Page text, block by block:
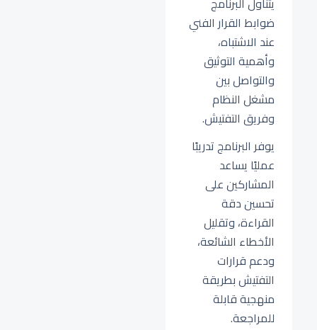
ضوابط القرار الفني
عند الاشتباه،
وأهمية التوثيق
والتواصل بين
مشغل النظام
وفريق التفتيش.
يوفر البرنامج تدريبًا
عمليًا يساعد
المشاركين على
تحسين دقة
القراءة، وتقليل
الأخطاء الشائعة،
ودعم قرارات
التفتيش بطريقة
منهجية قابلة
للمراجعة.